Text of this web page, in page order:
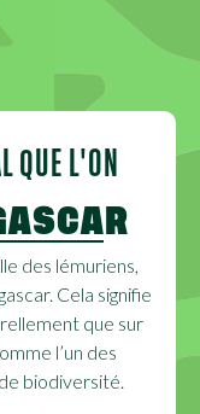
QUE L'ON
des lémuriens,
Cela signifie
que sur
l’un des
biodiversité.